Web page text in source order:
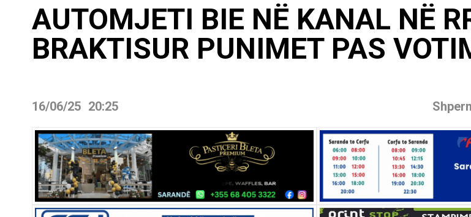
AUTOMJETI BIE NË KANAL NË
BRAKTISUR PUNIMET PAS
16/06/25 20:25